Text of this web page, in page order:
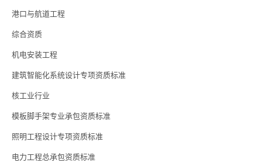
港口与航道工程
综合资质
机电安装工程
建筑智能化系统设计专项资质标准
核工业行业
模板脚手架专业承包资质标准
照明工程设计专项资质标准
电力工程总承包资质标准